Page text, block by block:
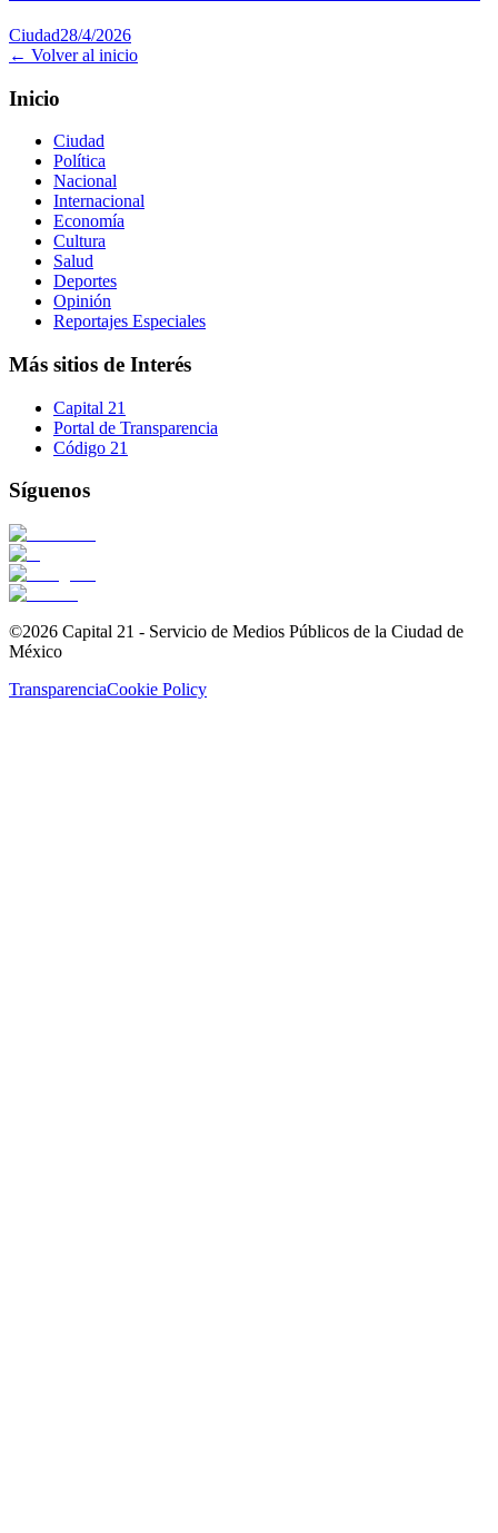
Ciudad28/4/2026
← Volver al inicio
Inicio
Ciudad
Política
Nacional
Internacional
Economía
Cultura
Salud
Deportes
Opinión
Reportajes Especiales
Más sitios de Interés
Capital 21
Portal de Transparencia
Código 21
Síguenos
©2026 Capital 21 - Servicio de Medios Públicos de la Ciudad de
México
TransparenciaCookie Policy